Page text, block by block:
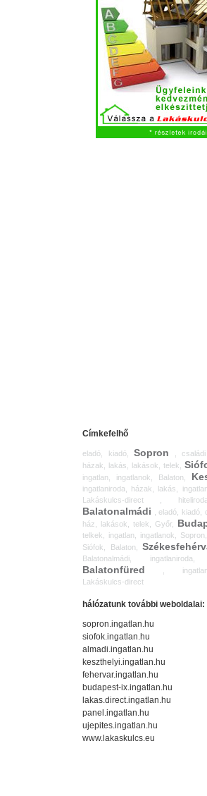
Címkefelhő
eladó, kiadó,Sopron ,
házak, lakás, lakások, telek,
ingatlan, ingatlanok, Balaton,
ingatlaniroda, házak, lakás,
Lakáskulcs-direct ,
Balatonalmádi , eladó, kiadó,
ház, lakások, telek, Győr,
telkek, ingatlan, ingatlanok,
Siófok, Balaton,
Balatonalmádi, ingatlaniroda,
Balatonfüred ,
Lakáskulcs-direct
hálózatunk további weboldalai:
sopron.ingatlan.hu
siofok.ingatlan.hu
almadi.ingatlan.hu
keszthelyi.ingatlan.hu
fehervar.ingatlan.hu
budapest-ix.ingatlan.hu
lakas.direct.ingatlan.hu
panel.ingatlan.hu
ujepites.ingatlan.hu
www.lakaskulcs.eu